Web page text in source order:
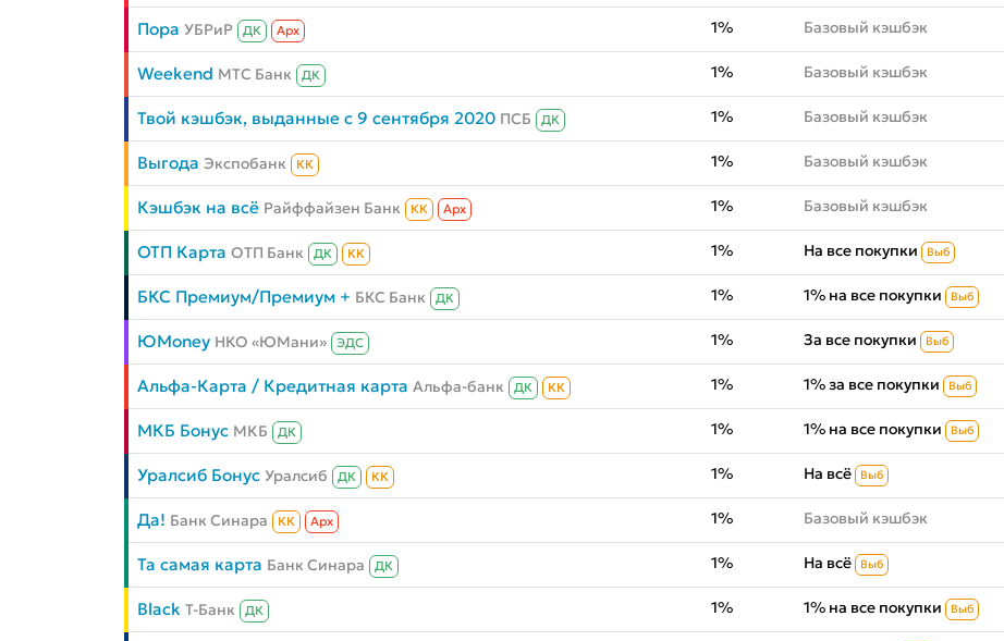
Пора УБРиР ДК Aрх 1% Базовый кэшбэк
Weekend МТС Банк ДК 1% Базовый кэшбэк
Твой кэшбэк, выданные с 9 сентября 2020 ПСБ ДК 1% Базовый кэшбэк
Выгода Экспобанк КК 1% Базовый кэшбэк
Кэшбэк на всё Райффайзен Банк КК Aрх 1% Базовый кэшбэк
ОТП Карта ОТП Банк ДК КК 1% На все покупки Выб
БКС Премиум/Премиум + БКС Банк ДК 1% 1% на все покупки Выб
ЮMoney НКО «ЮМани» ЭДС 1% За все покупки Выб
Альфа-Карта / Кредитная карта Альфа-банк ДК КК 1% 1% за все покупки Выб
МКБ Бонус МКБ ДК 1% 1% на все покупки Выб
Уралсиб Бонус Уралсиб ДК КК 1% На всё Выб
Да! Банк Синара КК Aрх 1% Базовый кэшбэк
Та самая карта Банк Синара ДК 1% На всё Выб
Black Т-Банк ДК 1% 1% на все покупки Выб